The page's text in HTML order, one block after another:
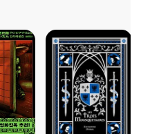
등에 나타난 고래들 389